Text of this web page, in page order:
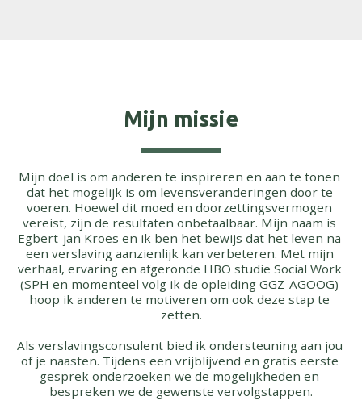
Mijn missie
Mijn doel is om anderen te inspireren en aan te tonen
dat het mogelijk is om levensveranderingen door te
voeren. Hoewel dit moed en doorzettingsvermogen
vereist, zijn de resultaten onbetaalbaar. Mijn naam is
Egbert-jan Kroes en ik ben het bewijs dat het leven na
een verslaving aanzienlijk kan verbeteren. Met mijn
verhaal, ervaring en afgeronde HBO studie Social Work
(SPH en momenteel volg ik de opleiding GGZ-AGOOG)
hoop ik anderen te motiveren om ook deze stap te
zetten.
Als verslavingsconsulent bied ik ondersteuning aan jou
of je naasten. Tijdens een vrijblijvend en gratis eerste
gesprek onderzoeken we de mogelijkheden en
bespreken we de gewenste vervolgstappen.